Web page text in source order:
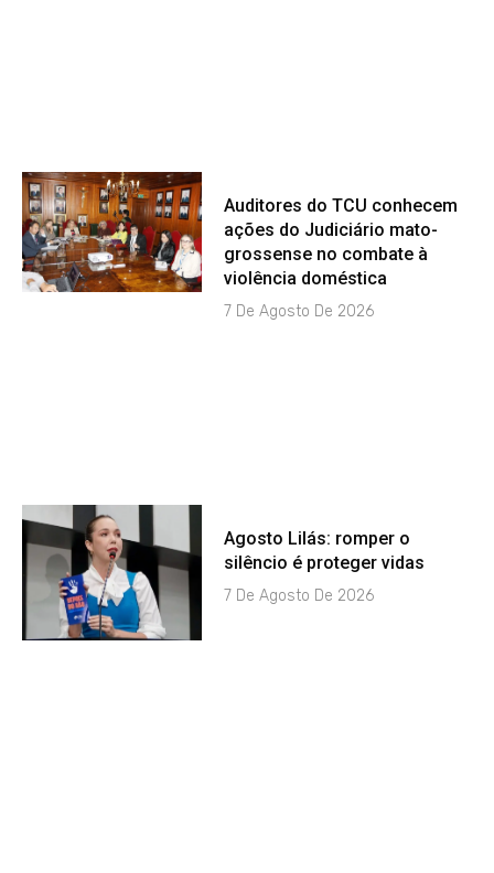
Auditores do TCU conhecem
ações do Judiciário mato-
grossense no combate à
violência doméstica
7 De Agosto De 2026
Agosto Lilás: romper o
silêncio é proteger vidas
7 De Agosto De 2026